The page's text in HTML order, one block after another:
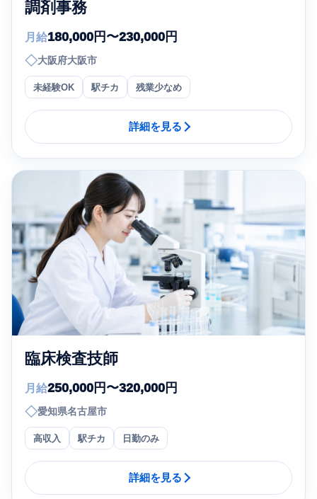
調剤事務
月給180,000円〜230,000円
◇大阪府大阪市
未経験OK 駅チカ 残業少なめ
詳細を見る
臨床検査技師
月給250,000円〜320,000円
◇愛知県名古屋市
高収入 駅チカ 日勤のみ
詳細を見る